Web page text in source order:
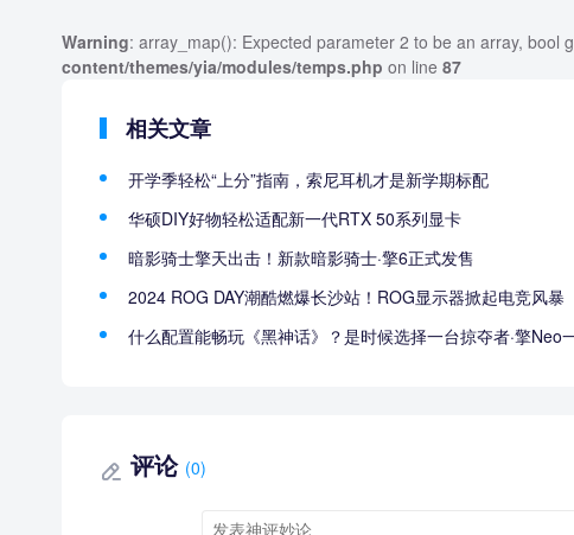
Warning: array_map(): Expected parameter 2 to be an array, bool
content/themes/yia/modules/temps.php on line 87
相关文章
开学季轻松“上分”指南，索尼耳机才是新学期标配
华硕DIY好物轻松适配新一代RTX 50系列显卡
暗影骑士擎天出击！新款暗影骑士·擎6正式发售
2024 ROG DAY潮酷燃爆长沙站！ROG显示器掀起电竞风暴
什么配置能畅玩《黑神话》？是时候选择一台掠夺者·擎Neo
评论 (0)